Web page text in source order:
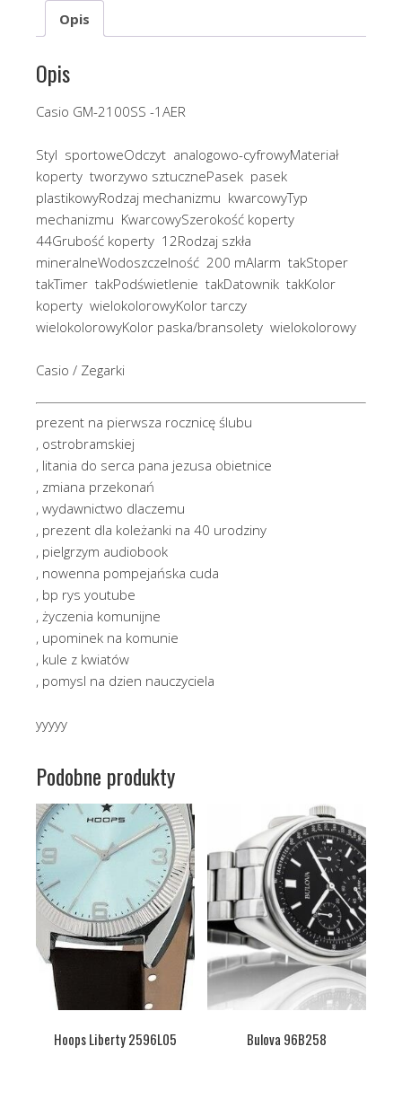
Opis
Opis
Casio GM-2100SS -1AER
Styl sportoweOdczyt analogowo-cyfrowyMateriał
koperty tworzywo sztucznePasek pasek
plastikowyRodzaj mechanizmu kwarcowyTyp
mechanizmu KwarcowySzerokość koperty
44Grubość koperty 12Rodzaj szkła
mineralneWodoszczelność 200 mAlarm takStoper
takTimer takPodświetlenie takDatownik takKolor
koperty wielokolorowyKolor tarczy
wielokolorowyKolor paska/bransolety wielokolorowy
Casio / Zegarki
prezent na pierwsza rocznicę ślubu
, ostrobramskiej
, litania do serca pana jezusa obietnice
, zmiana przekonań
, wydawnictwo dlaczemu
, prezent dla koleżanki na 40 urodziny
, pielgrzym audiobook
, nowenna pompejańska cuda
, bp rys youtube
, życzenia komunijne
, upominek na komunie
, kule z kwiatów
, pomysl na dzien nauczyciela
yyyyy
Podobne produkty
Hoops Liberty 2596L05 Bulova 96B258